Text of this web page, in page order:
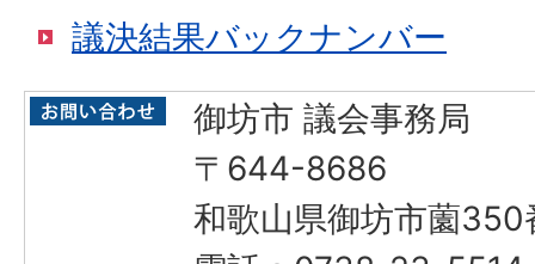
議決結果バックナンバー
御坊市 議会事務局
〒644-8686
和歌山県御坊市薗350